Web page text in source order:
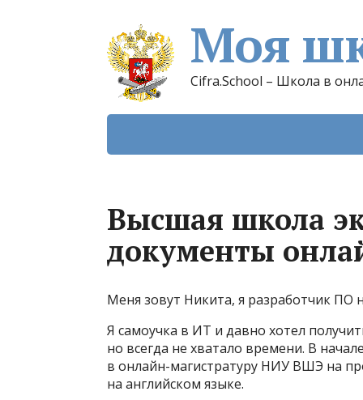
Моя
Cifra.School – Школа в
Высшая школа
документы
Меня зовут Никита, я разработчик ПО
Я самоучка в ИТ и давно хотел
но всегда не хватало времени. В
в онлайн-магистратуру НИУ ВШЭ на
на английском языке.